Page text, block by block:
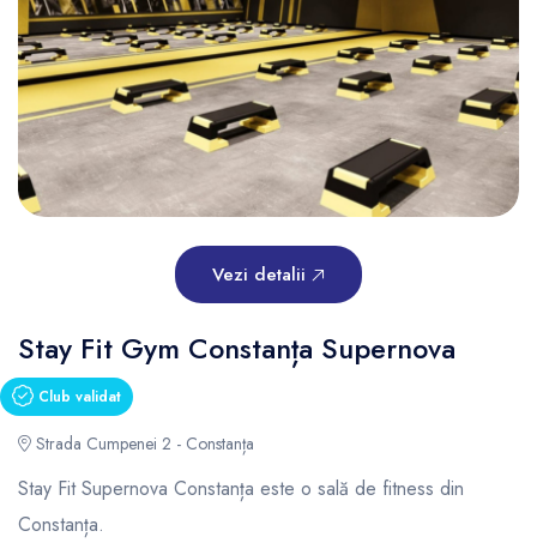
Vezi detalii
Stay Fit Gym Constanța Supernova
Club validat
Strada Cumpenei 2 - Constanța
Stay Fit Supernova Constanța este o sală de fitness din
Constanța.